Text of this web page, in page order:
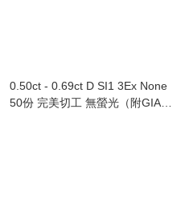
0.50ct - 0.69ct D SI1 3Ex None
50份 完美切工 無螢光（附GIA證